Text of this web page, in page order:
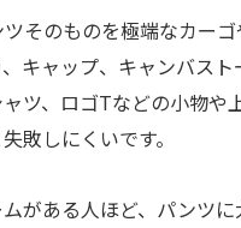
そのものを極端なカー
キャップ、キャンバスト
ツ、ロゴTなどの小物や
敗しにくいです。
がある人ほど、パンツに